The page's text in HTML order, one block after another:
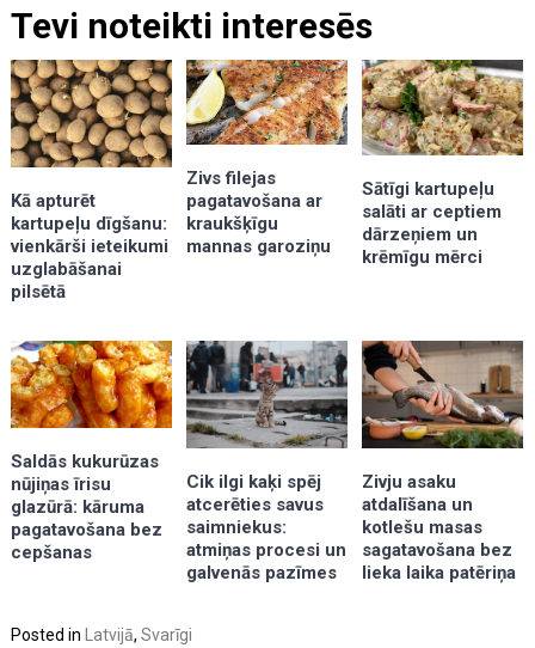
Tevi noteikti interesēs
Kā apturēt
kartupeļu dīgšanu:
vienkārši ieteikumi
uzglabāšanai
pilsētā
Zivs filejas
pagatavošana ar
kraukšķīgu
mannas garoziņu
Sātīgi kartupeļu
salāti ar ceptiem
dārzeņiem un
krēmīgu mērci
Saldās kukurūzas
nūjiņas īrisu
glazūrā: kāruma
pagatavošana bez
cepšanas
Cik ilgi kaķi spēj
atcerēties savus
saimniekus:
atmiņas procesi un
galvenās pazīmes
Zivju asaku
atdalīšana un
kotlešu masas
sagatavošana bez
lieka laika patēriņa
Posted in Latvijā,Svarīgi